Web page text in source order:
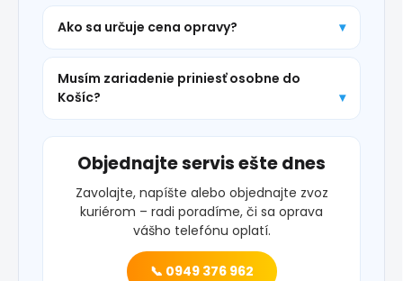
Ako sa určuje cena opravy?
Musím zariadenie priniesť osobne do
Košíc?
Objednajte servis ešte dnes
Zavolajte, napíšte alebo objednajte zvoz
kuriérom – radi poradíme, či sa oprava
vášho telefónu oplatí.
📞 0949 376 962